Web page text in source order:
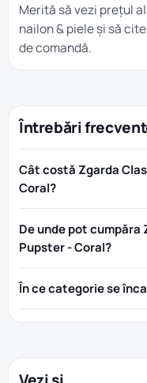
Merită să vezi prețul
nailon & pieleși să
de comandă.
Întrebări
Cât costă Zgarda
Coral?
De unde pot cumpăra
Pupster - Coral?
În ce categorie se